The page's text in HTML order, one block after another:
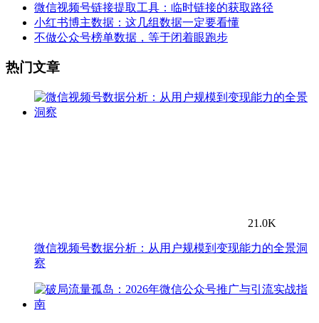
微信视频号链接提取工具：临时链接的获取路径
小红书博主数据：这几组数据一定要看懂
不做公众号榜单数据，等于闭着眼跑步
热门文章
21.0K
微信视频号数据分析：从用户规模到变现能力的全景洞
察